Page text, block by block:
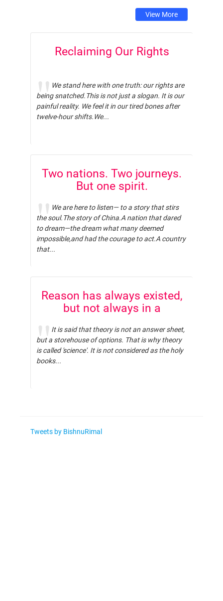
View More
Reclaiming Our Rights
We stand here with one truth: our rights are
being snatched.This is not just a slogan. It is our
painful reality. We feel it in our tired bones after
twelve-hour shifts.We...
Two nations. Two journeys.
But one spirit.
We are here to listen— to a story that stirs
the soul.The story of China.A nation that dared
to dream—the dream what many deemed
impossible,and had the courage to act.A country
that...
Reason has always existed,
but not always in a
It is said that theory is not an answer sheet,
but a storehouse of options. That is why theory
is called 'science'. It is not considered as the holy
books...
Tweets by BishnuRimal